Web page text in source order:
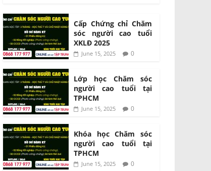
Cấp Chứng chỉ Chăm
sóc người cao tuổi
XKLĐ 2025
June 15, 2025 0
Lớp học Chăm sóc
người cao tuổi tại
TPHCM
June 15, 2025 0
Khóa học Chăm sóc
người cao tuổi tại
TPHCM
June 15, 2025 0